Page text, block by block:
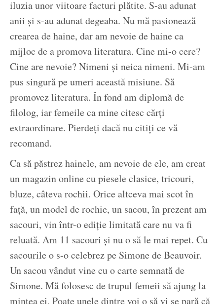
iluzia unor viitoare facturi plătite. S-au adunat
anii și s-au adunat degeaba. Nu mă pasionează
crearea de haine, dar am nevoie de haine ca
mijloc de a promova literatura. Cine mi-o cere?
Cine are nevoie? Nimeni și neica nimeni. Mi-am
pus singură pe umeri această misiune. Să
promovez literatura. În fond am diplomă de
filolog, iar femeile ca mine citesc cărți
extraordinare. Pierdeți dacă nu citiți ce vă
recomand.
Ca să păstrez hainele, am nevoie de ele, am creat
un magazin online cu piesele clasice, tricouri,
bluze, câteva rochii. Orice altceva mai scot în
față, un model de rochie, un sacou, în prezent am
sacouri, vin într-o ediție limitată care nu va fi
reluată. Am 11 sacouri și nu o să le mai repet. Cu
sacourile o s-o celebrez pe Simone de Beauvoir.
Un sacou vândut vine cu o carte semnată de
Simone. Mă folosesc de trupul femeii să ajung la
mintea ei. Poate unele dintre voi o să vi se pară că